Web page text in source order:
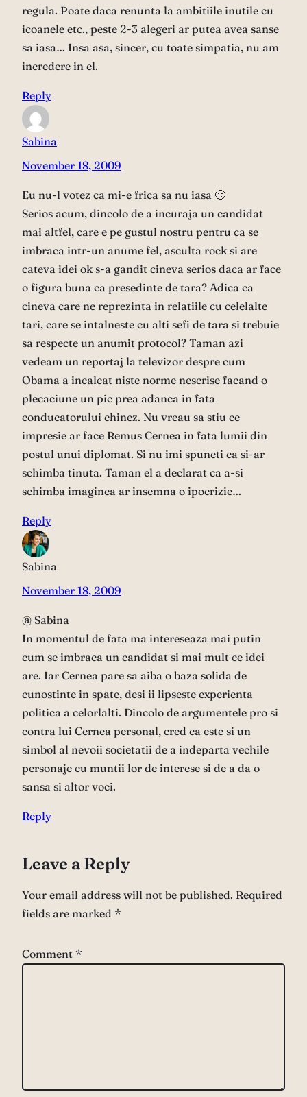
regula. Poate daca renunta la ambitiile inutile cu
icoanele etc., peste 2-3 alegeri ar putea avea sanse
sa iasa… Insa asa, sincer, cu toate simpatia, nu am
incredere in el.
Reply
Sabina
November 18, 2009
Eu nu-l votez ca mi-e frica sa nu iasa 🙂
Serios acum, dincolo de a incuraja un candidat
mai altfel, care e pe gustul nostru pentru ca se
imbraca intr-un anume fel, asculta rock si are
cateva idei ok s-a gandit cineva serios daca ar face
o figura buna ca presedinte de tara? Adica ca
cineva care ne reprezinta in relatiile cu celelalte
tari, care se intalneste cu alti sefi de tara si trebuie
sa respecte un anumit protocol? Taman azi
vedeam un reportaj la televizor despre cum
Obama a incalcat niste norme nescrise facand o
plecaciune un pic prea adanca in fata
conducatorului chinez. Nu vreau sa stiu ce
impresie ar face Remus Cernea in fata lumii din
postul unui diplomat. Si nu imi spuneti ca si-ar
schimba tinuta. Taman el a declarat ca a-si
schimba imaginea ar insemna o ipocrizie…
Reply
Sabina
November 18, 2009
@ Sabina
In momentul de fata ma intereseaza mai putin
cum se imbraca un candidat si mai mult ce idei
are. Iar Cernea pare sa aiba o baza solida de
cunostinte in spate, desi ii lipseste experienta
politica a celorlalti. Dincolo de argumentele pro si
contra lui Cernea personal, cred ca este si un
simbol al nevoii societatii de a indeparta vechile
personaje cu muntii lor de interese si de a da o
sansa si altor voci.
Reply
Leave a Reply
Your email address will not be published. Required
fields are marked *
Comment *